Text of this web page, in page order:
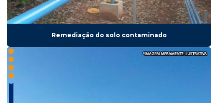
Serviços de remediação ambiental
Sistema mpe
Sistema de remediação
Sistema de remediação sve
Remediação do solo contaminado